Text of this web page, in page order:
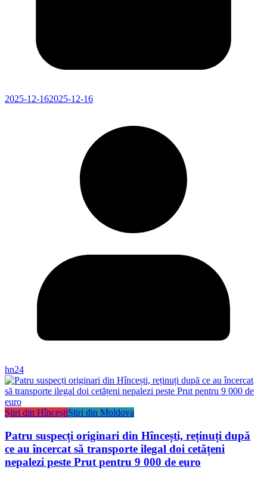
2025-12-162025-12-16
hn24
Știri din HînceștiȘtiri din Moldova
Patru suspecți originari din Hîncești, reținuți după
ce au încercat să transporte ilegal doi cetățeni
nepalezi peste Prut pentru 9 000 de euro